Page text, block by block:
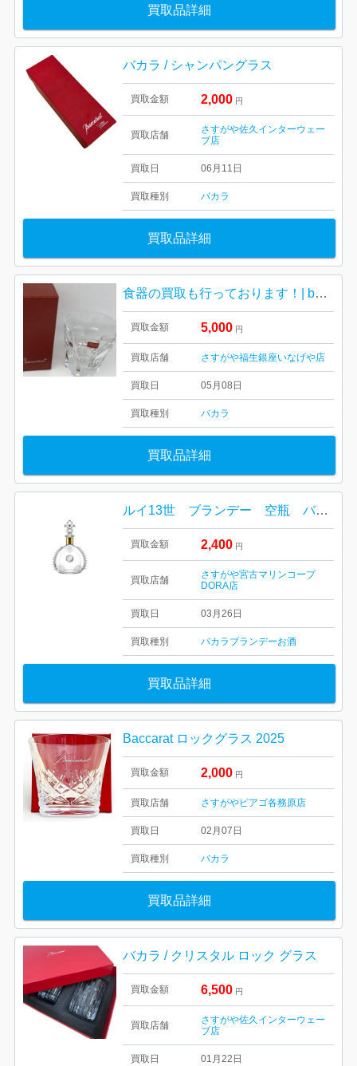
買取品詳細
バカラ / シャンパングラス
買取金額 2,000 円
買取店舗
さすがや佐久インターウェー
ブ店
買取日 06月11日
買取種別 バカラ
買取品詳細
食器の買取も行っております！| baccara バカラ グラス| 福生市東町
買取金額 5,000 円
買取店舗 さすがや福生銀座いなげや店
買取日 05月08日
買取種別 バカラ
買取品詳細
ルイ13世 ブランデー 空瓶 バカラボトル
買取金額 2,400 円
買取店舗
さすがや宮古マリンコープ
DORA店
買取日 03月26日
買取種別 バカラ ブランデーお酒
買取品詳細
Baccarat ロックグラス 2025
買取金額 2,000 円
買取店舗 さすがやピアゴ各務原店
買取日 02月07日
買取種別 バカラ
買取品詳細
バカラ / クリスタル ロック グラス
買取金額 6,500 円
買取店舗
さすがや佐久インターウェー
ブ店
買取日 01月22日